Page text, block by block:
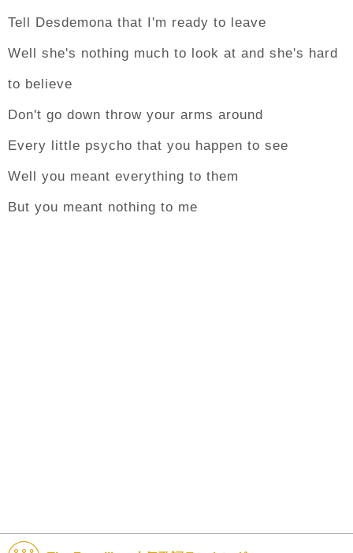
Tell Desdemona that I'm ready to leave
Well she's nothing much to look at and she's hard
to believe
Don't go down throw your arms around
Every little psycho that you happen to see
Well you meant everything to them
But you meant nothing to me